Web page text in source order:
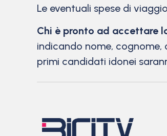
Le eventuali spese di
Chi è pronto ad accettare
indicando nome,
primi candidati idonei